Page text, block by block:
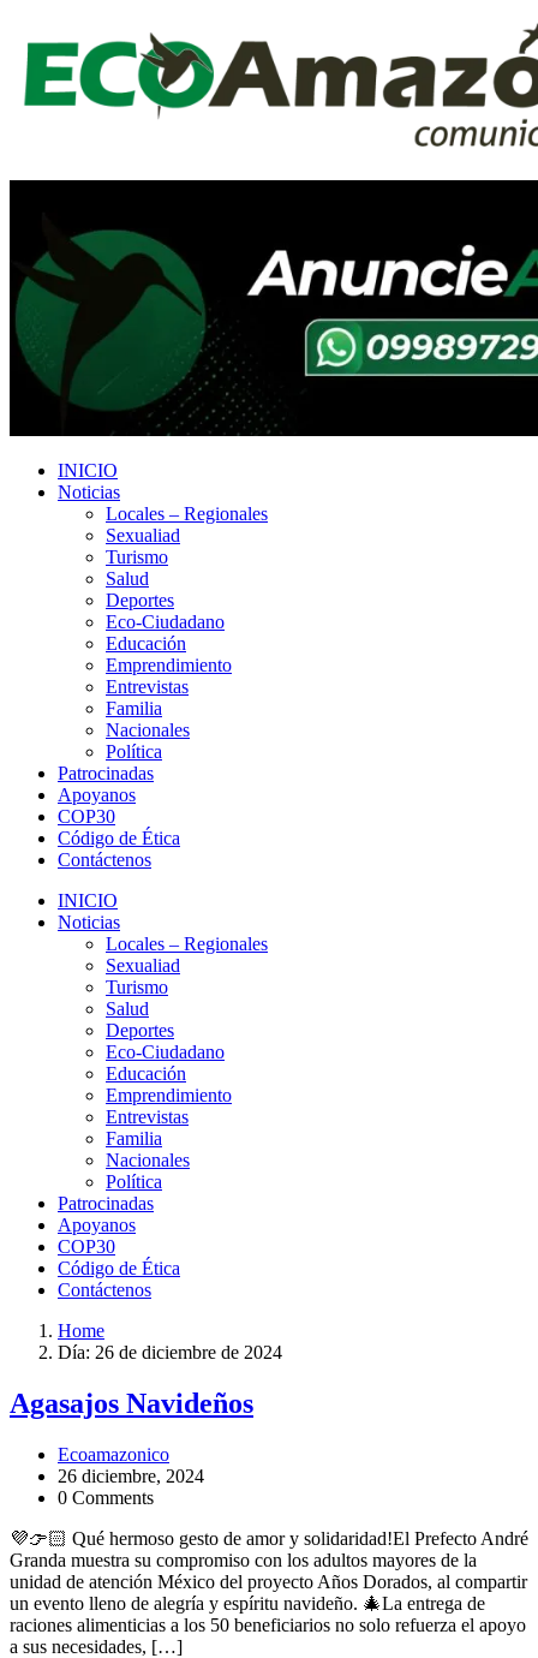
INICIO
Noticias
Locales – Regionales
Sexualiad
Turismo
Salud
Deportes
Eco-Ciudadano
Educación
Emprendimiento
Entrevistas
Familia
Nacionales
Política
Patrocinadas
Apoyanos
COP30
Código de Ética
Contáctenos
INICIO
Noticias
Locales – Regionales
Sexualiad
Turismo
Salud
Deportes
Eco-Ciudadano
Educación
Emprendimiento
Entrevistas
Familia
Nacionales
Política
Patrocinadas
Apoyanos
COP30
Código de Ética
Contáctenos
Home
Día: 26 de diciembre de 2024
Agasajos Navideños
Ecoamazonico
26 diciembre, 2024
0 Comments
💜👉🏻 Qué hermoso gesto de amor y solidaridad!El Prefecto André
Granda muestra su compromiso con los adultos mayores de la
unidad de atención México del proyecto Años Dorados, al compartir
un evento lleno de alegría y espíritu navideño. 🎄La entrega de
raciones alimenticias a los 50 beneficiarios no solo refuerza el apoyo
a sus necesidades, […]